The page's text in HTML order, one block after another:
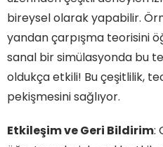
bireysel olarak yapabilir.
yandan çarpışma teorisini
sanal bir simülasyonda bu
oldukça etkili! Bu çeşitlilik,
pekişmesini sağlıyor.
Etkileşim ve Geri Bildirim: